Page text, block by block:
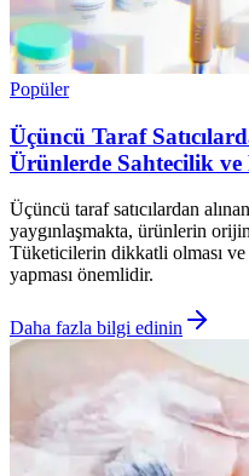
Popüler
Üçüncü Taraf
Ürünlerde Sahtecilik ve
Üçüncü taraf satıcılardan
yaygınlaşmakta, ürünlerin
Tüketicilerin dikkatli olması
yapması önemlidir.
Daha fazla bilgi edinin